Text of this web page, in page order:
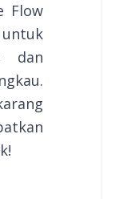
Flow
dan